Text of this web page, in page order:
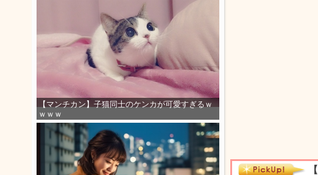
【マンチカン】子猫同士のケンカが可愛すぎるｗ
ｗｗｗ